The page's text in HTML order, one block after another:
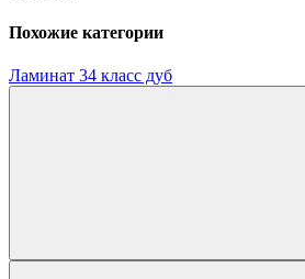
Похожие категории
Ламинат 34 класс дуб